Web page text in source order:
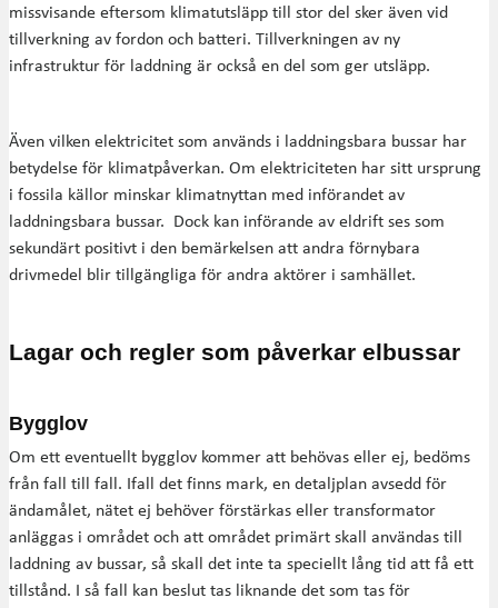
missvisande eftersom klimatutsläpp till stor del sker även vid
tillverkning av fordon och batteri. Tillverkningen av ny
infrastruktur för laddning är också en del som ger utsläpp.
Även vilken elektricitet som används i laddningsbara bussar har
betydelse för klimatpåverkan. Om elektriciteten har sitt ursprung
i fossila källor minskar klimatnyttan med införandet av
laddningsbara bussar. Dock kan införande av eldrift ses som
sekundärt positivt i den bemärkelsen att andra förnybara
drivmedel blir tillgängliga för andra aktörer i samhället.
Lagar och regler som påverkar elbussar
Bygglov
Om ett eventuellt bygglov kommer att behövas eller ej, bedöms
från fall till fall. Ifall det finns mark, en detaljplan avsedd för
ändamålet, nätet ej behöver förstärkas eller transformator
anläggas i området och att området primärt skall användas till
laddning av bussar, så skall det inte ta speciellt lång tid att få ett
tillstånd. I så fall kan beslut tas liknande det som tas för